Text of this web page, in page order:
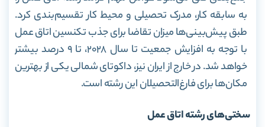
به سابقه کار، مدرک تحصیلی و محیط کار تقسیم‌بندی کرد.
طبق پیش‌بینی‌ها میزان تقاضا برای جذب تکنسین اتاق عمل
با توجه به افزایش جمعیت تا سال ۲۰۲۸، تا ۹ درصد بیشتر
خواهد شد.در خارج از ایران نیز، داکوتای شمالی یکی از بهترین
مکان‌ها برای فارغ‌التحصیلان این رشته است.
سختی‌های رشته اتاق عمل